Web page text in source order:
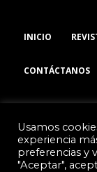
INICIO
CONTÁCTANOS
Usamos
experiencia
preferencias y
"Aceptar",